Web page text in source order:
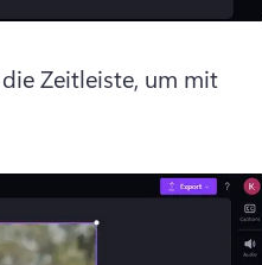
Zeitleiste, um mit